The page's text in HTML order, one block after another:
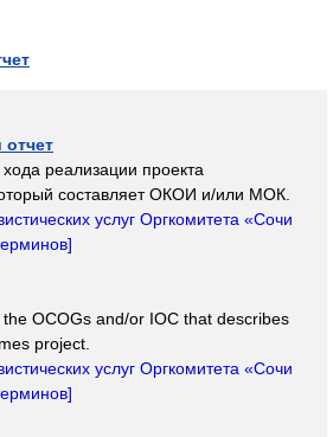
реализации проекта
составляет ОКОИ и/или МОК.
услуг Оргкомитета «Сочи
]
OCOGs and/or IOC that describes
project.
услуг Оргкомитета «Сочи
]